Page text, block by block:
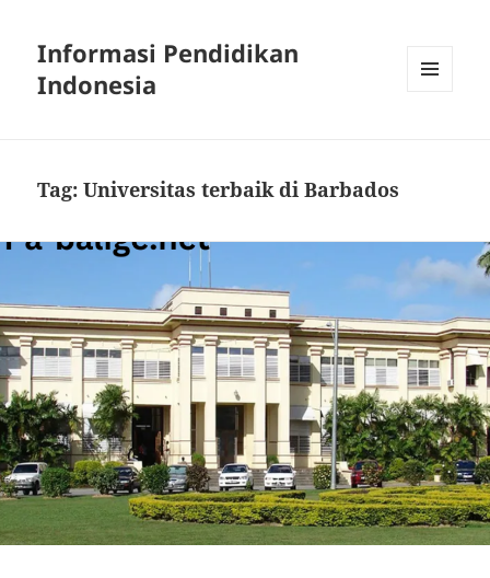
Informasi Pendidikan
Indonesia
Tag:Universitas terbaik di Barbados